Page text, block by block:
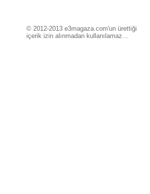
© 2012-2013 e3magaza.com'un ürettiği
içerik izin alınmadan kullanılamaz...